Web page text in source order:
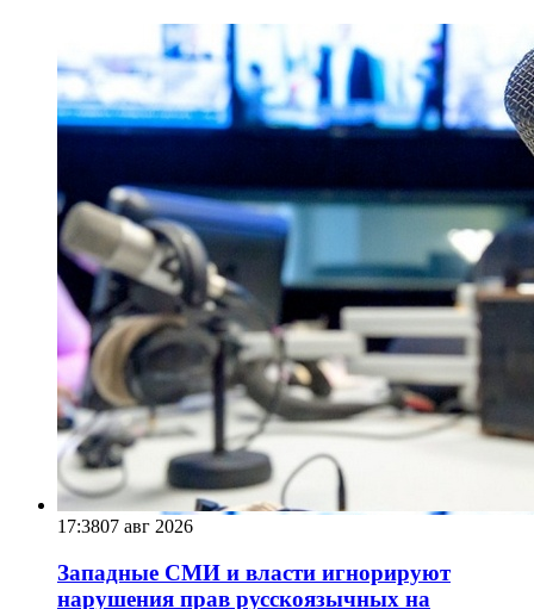
17:3807 авг 2026
Западные СМИ и власти игнорируют
нарушения прав русскоязычных на